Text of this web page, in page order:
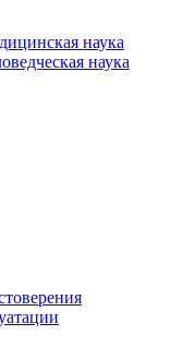
наука
наука